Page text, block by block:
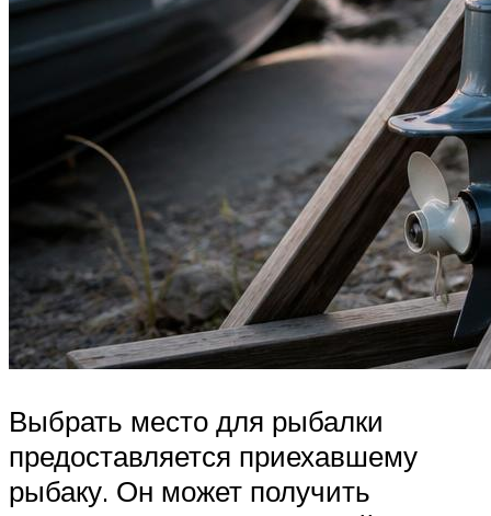
Выбрать место для рыбалки
предоставляется приехавшему
рыбаку. Он может получить